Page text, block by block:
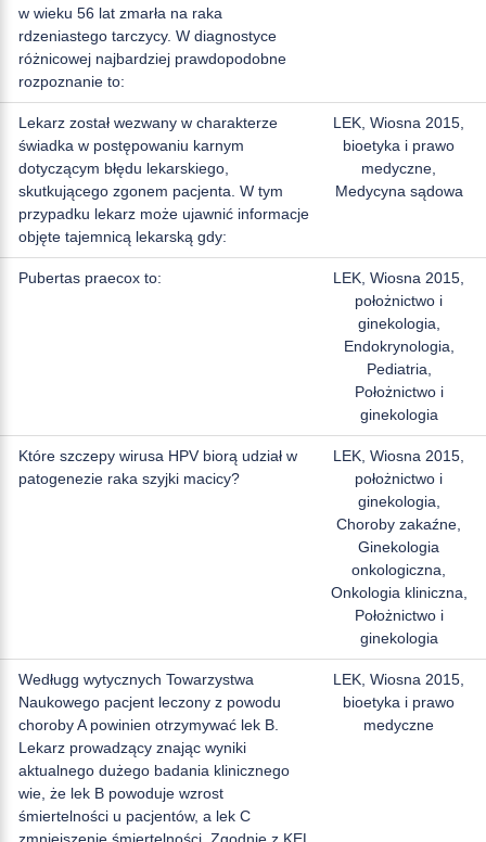
w wieku 56 lat zmarła na raka
rdzeniastego tarczycy. W diagnostyce
różnicowej najbardziej prawdopodobne
rozpoznanie to:
Lekarz został wezwany w charakterze
świadka w postępowaniu karnym
dotyczącym błędu lekarskiego,
skutkującego zgonem pacjenta. W tym
przypadku lekarz może ujawnić informacje
objęte tajemnicą lekarską gdy:
LEK, Wiosna 2015,
bioetyka i prawo
medyczne,
Medycyna sądowa
Pubertas praecox to:
LEK, Wiosna 2015,
położnictwo i
ginekologia,
Endokrynologia,
Pediatria,
Położnictwo i
ginekologia
Które szczepy wirusa HPV biorą udział w
patogenezie raka szyjki macicy?
LEK, Wiosna 2015,
położnictwo i
ginekologia,
Choroby zakaźne,
Ginekologia
onkologiczna,
Onkologia kliniczna,
Położnictwo i
ginekologia
Wedługg wytycznych Towarzystwa
Naukowego pacjent leczony z powodu
choroby A powinien otrzymywać lek B.
Lekarz prowadzący znając wyniki
aktualnego dużego badania klinicznego
wie, że lek B powoduje wzrost
śmiertelności u pacjentów, a lek C
zmniejszenie śmiertelności. Zgodnie z KEL
LEK, Wiosna 2015,
bioetyka i prawo
medyczne